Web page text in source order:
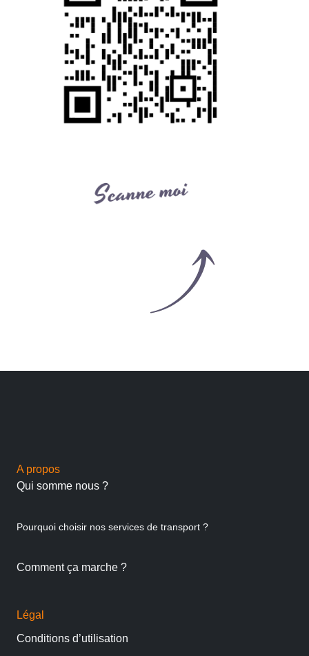
A propos
Qui somme nous ?
Pourquoi choisir nos services de transport ?
Comment ça marche ?
Légal
Conditions d’utilisation